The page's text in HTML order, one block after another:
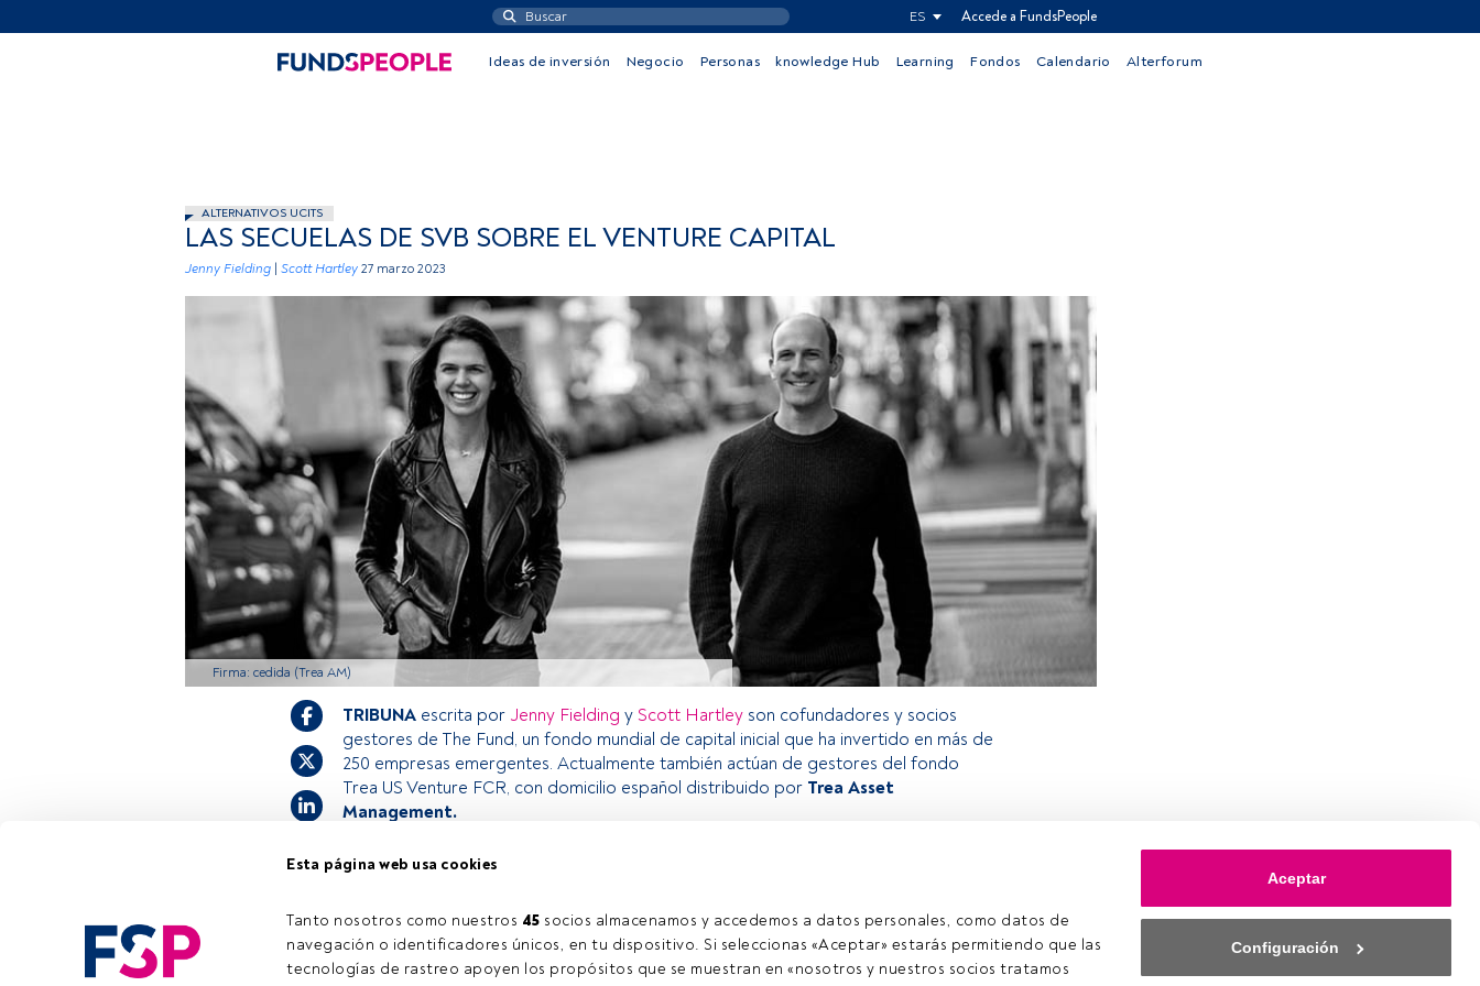
Esta página web usa cookies
Tanto nosotros como nuestros 45 socios almacenamos y accedemos a datos personales, como datos de
navegación o identificadores únicos, en tu dispositivo. Si seleccionas «Aceptar» estarás permitiendo que las
tecnologías de rastreo apoyen los propósitos que se muestran en «nosotros y nuestros socios tratamos
Aceptar
Configuración
ES Accede a FundsPeople
Ideas de inversión Negocio Personas knowledge Hub Learning Fondos Calendario Alterforum
ALTERNATIVOS UCITS
LAS SECUELAS DE SVB SOBRE EL VENTURE CAPITAL
Jenny Fielding Scott Hartley 27 marzo 2023
Firma: cedida (Trea AM)
4 min.
TRIBUNA escrita por Jenny Fielding y Scott Hartley son cofundadores y socios
gestores de The Fund, un fondo mundial de capital inicial que ha invertido en más de
250 empresas emergentes. Actualmente también actúan de gestores del fondo
Trea US Venture FCR, con domicilio español distribuido por Trea Asset
Management.
estás registrado, accede desde el botón Login. Si aún no tienes cuenta, te
invitamos a registrarte y disfrutar de todo el universo que ofrece FundsPeople.
Accede a FundsPeople